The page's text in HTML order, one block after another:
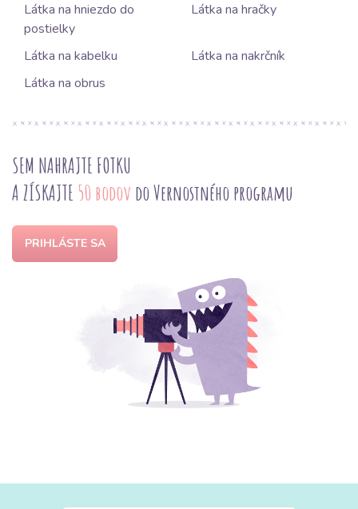
Látka na hniezdo do
postielky
Látka na hračky
Látka na kabelku
Látka na nakrčník
Látka na obrus
SEM NAHRAJTE FOTKU
A ZÍSKAJTE 50 bodov do Vernostného programu
PRIHLÁSTE SA